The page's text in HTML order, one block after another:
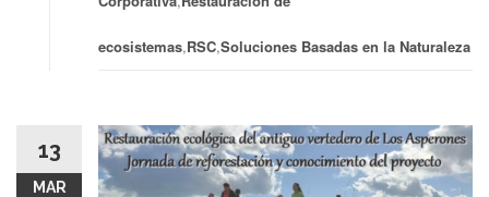
ecosistemas,RSC,Soluciones Basadas en la Naturaleza
13
MAR